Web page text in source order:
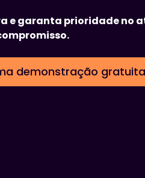
e garanta prioridade no
demonstração gratuita